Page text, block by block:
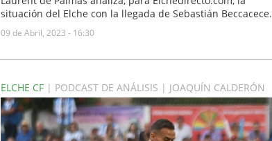
situación del Elche con la llegada de Sebastián Beccacece.
09 de Abril, 2023 - 16:30
ELCHE CF | PODCAST DE ANÁLISIS | JOAQUÍN CALDERÓN